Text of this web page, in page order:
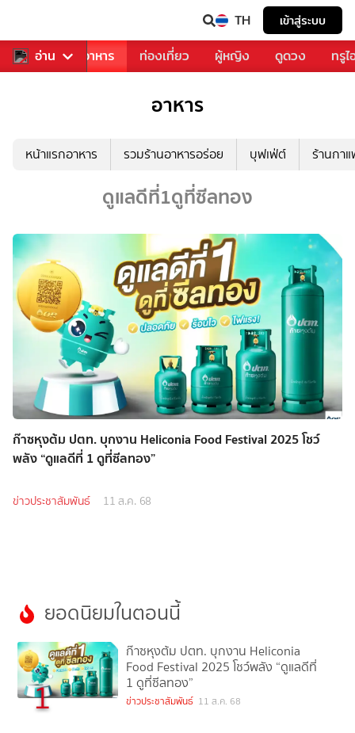
TH เข้าสู่ระบบ
อ่าน
การเพลง อาหาร ท่องเที่ยว ผู้หญิง ดูดวง ทรู
อาหาร
หน้าแรกอาหาร รวมร้านอาหารอร่อย บุฟเฟ่ต์ ร้านกา
ดูแลดีที่1ดูที่ซีลทอง
ก๊าซหุงต้ม ปตท. บุกงาน Heliconia Food Festival 2025 โชว์
พลัง “ดูแลดีที่ 1 ดูที่ซีลทอง”
ข่าวประชาสัมพันธ์ 11 ส.ค. 68
ยอดนิยมในตอนนี้
1
ก๊าซหุงต้ม ปตท. บุกงาน Heliconia
Food Festival 2025 โชว์พลัง “ดูแลดีที่
1 ดูที่ซีลทอง”
ข่าวประชาสัมพันธ์ 11 ส.ค. 68